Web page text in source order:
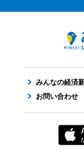
みんなの経済
お問い合わせ